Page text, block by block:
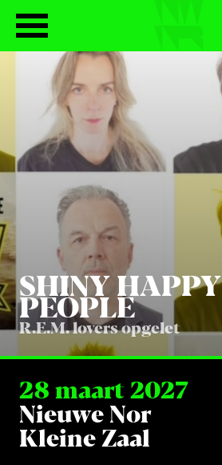
SHI­NY HAP­PY
PEOPLE
R.E.M. lovers opgelet
28 maart 2027
Nieuwe Nor
Kleine Zaal